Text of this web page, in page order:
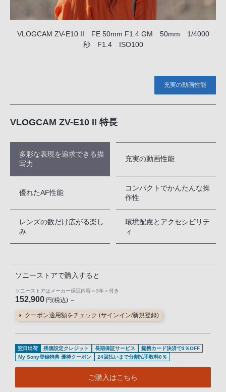
VLOGCAM ZV-E10 II FE 50mm F1.4 GM 50mm 1/4000
秒 F1.4 ISO100
充実の動画性能
VLOGCAM ZV-E10 II 特長
多彩な表現を追求できる描
写力
充実の動画性能
優れたAF性能
コンパクトでかんたんな操
作性
レンズの数だけ広がる楽し
み
環境配慮とアクセシビリテ
ィ
ソニーストアで購入すると
ソニーストアはメーカー保証内容 ＜3年＞ 付き
152,900 円(税込) ～
クーポン適用額をチェック (サインイン/新規登録)
翌日出荷 残価設定クレジット 長期保証サービス
提携カード決済で3％OFF
My Sony登録特典 優待クーポン
24回払いまで分割払手数料0％
ご購入はこちら